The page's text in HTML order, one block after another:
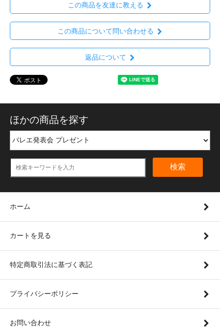
この商品を友達に教える
この商品について問い合わせる
返品について
ほかの商品を探す
検索
ホーム
カートを見る
特定商取引法に基づく表記
プライバシーポリシー
お問い合わせ